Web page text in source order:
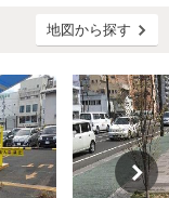
地図から探す